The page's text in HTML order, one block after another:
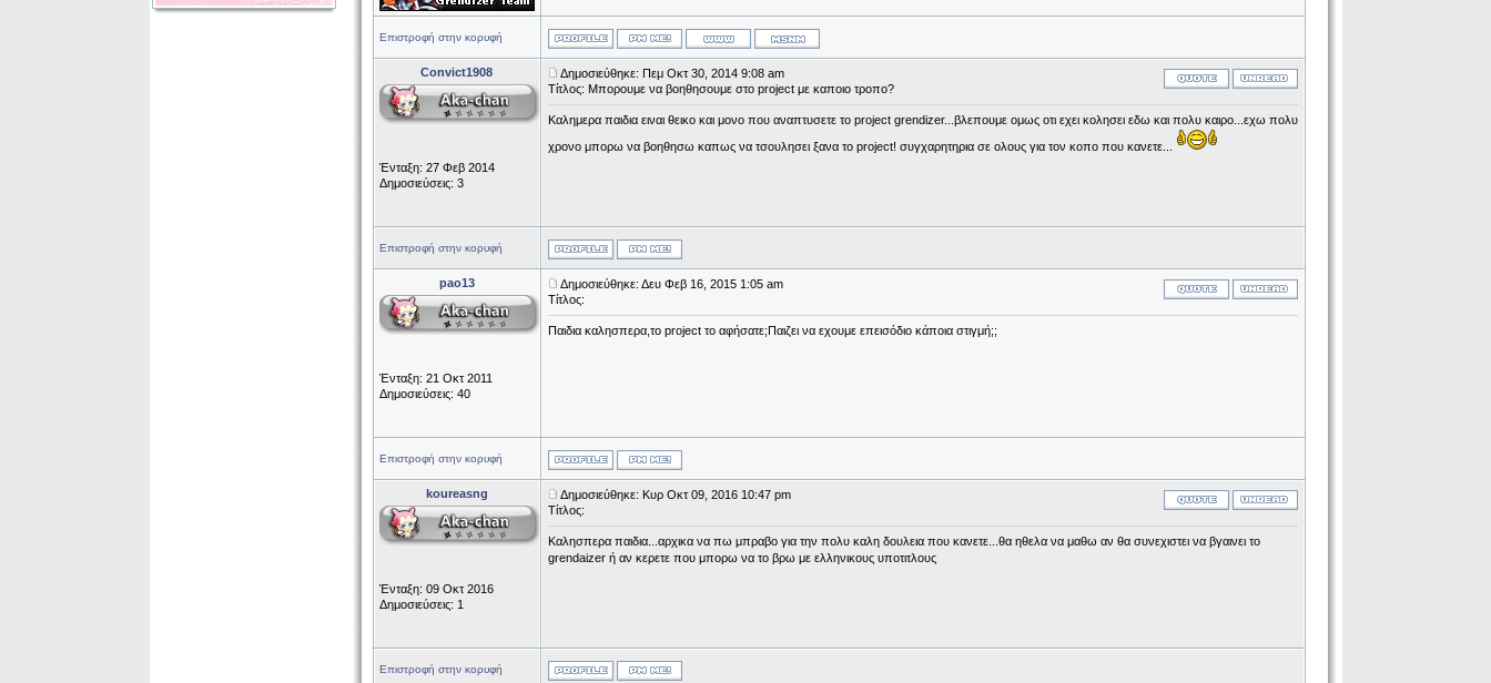
Επιστροφή στην κορυφή
Convict1908
Ένταξη: 27 Φεβ 2014
Δημοσιεύσεις: 3
Δημοσιεύθηκε: Πεμ Οκτ 30, 2014 9:08 am
Τίτλος: Μπορουμε να βοηθησουμε στο project με καποιο τροπο?
Καλημερα παιδια ειναι θεικο και μονο που αναπτυσετε το project grendizer...βλεπουμε ομως οτι εχει κολησει εδω και πολυ καιρο...εχω πολυ
χρονο μπορω να βοηθησω καπως να τσουλησει ξανα το project! συγχαρητηρια σε ολους για τον κοπο που κανετε...
Επιστροφή στην κορυφή
pao13
Ένταξη: 21 Οκτ 2011
Δημοσιεύσεις: 40
Δημοσιεύθηκε: Δευ Φεβ 16, 2015 1:05 am
Τίτλος:
Παιδια καλησπερα,το project το αφήσατε;Παιζει να εχουμε επεισόδιο κάποια στιγμή;;
Επιστροφή στην κορυφή
koureasng
Ένταξη: 09 Οκτ 2016
Δημοσιεύσεις: 1
Δημοσιεύθηκε: Κυρ Οκτ 09, 2016 10:47 pm
Τίτλος:
Καλησπερα παιδια...αρχικα να πω μπραβο για την πολυ καλη δουλεια που κανετε...θα ηθελα να μαθω αν θα συνεχιστει να βγαινει το
grendaizer ή αν κερετε που μπορω να το βρω με ελληνικους υποτιτλους
Επιστροφή στην κορυφή